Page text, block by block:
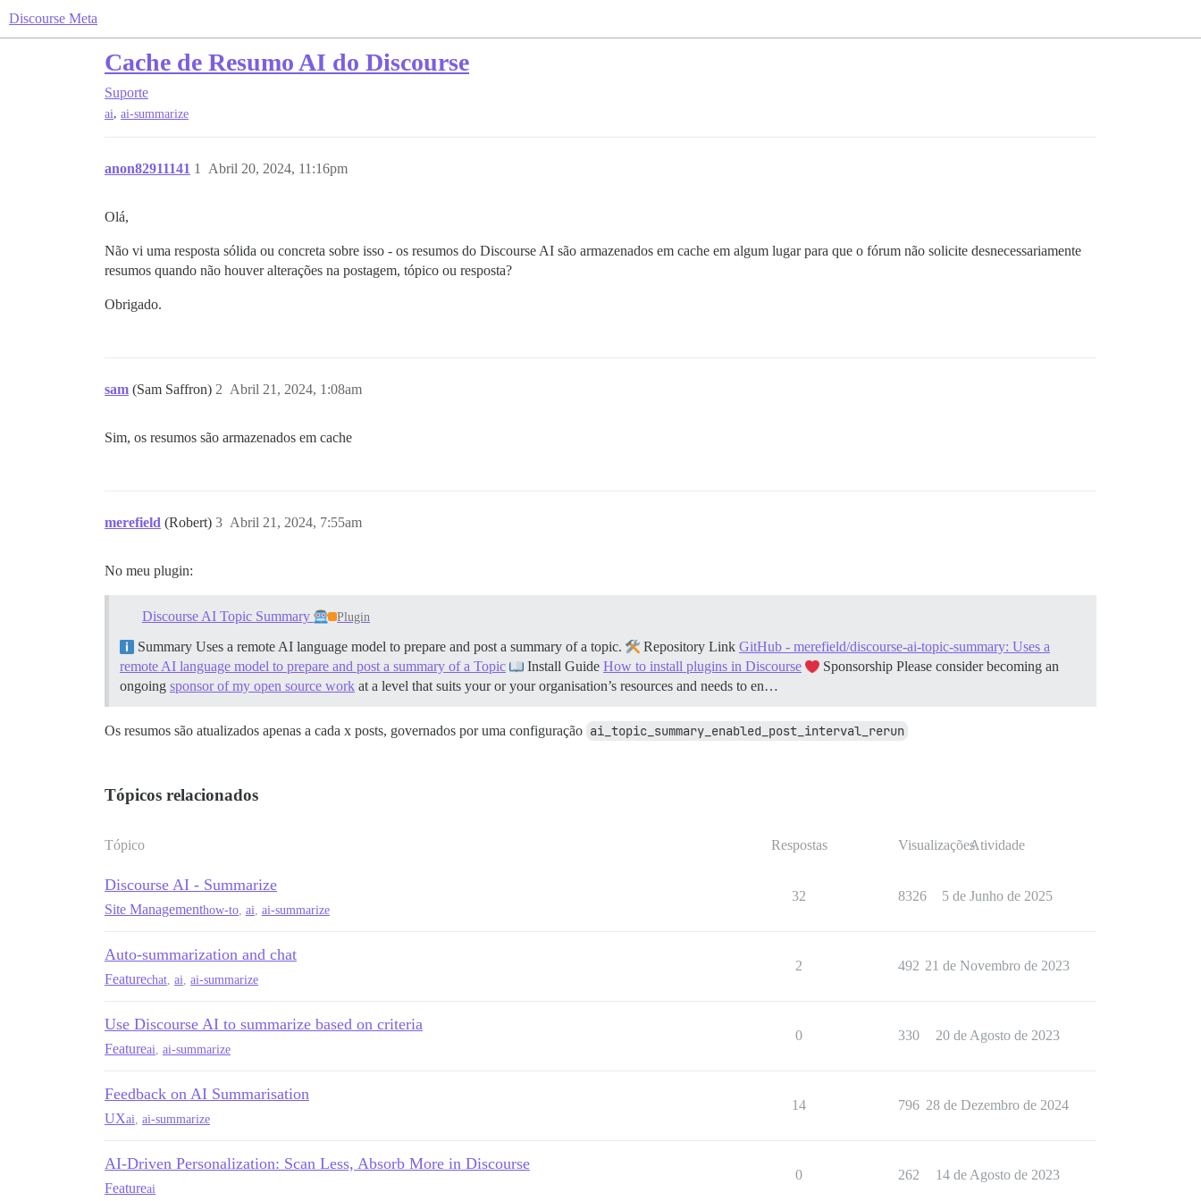
Discourse Meta
Cache de Resumo AI do Discourse
Suporte
ai, ai-summarize
anon82911141 Abril 20, 2024, 11:16pm
1
Olá,
Não vi uma resposta sólida ou concreta sobre isso - os resumos do Discourse AI são armazenados em cache em algum lugar para que o fórum não solicite desnecessariamente
resumos quando não houver alterações na postagem, tópico ou resposta?
Obrigado.
sam (Sam Saffron) Abril 21, 2024, 1:08am
2
Sim, os resumos são armazenados em cache
merefield (Robert) Abril 21, 2024, 7:55am
3
No meu plugin:
Discourse AI Topic Summary Plugin
Summary Uses a remote AI language model to prepare and post a summary of a topic. Repository Link GitHub - merefield/discourse-ai-topic-summary: Uses a
remote AI language model to prepare and post a summary of a Topic
Install Guide How to install plugins in Discourse
Sponsorship Please consider becoming an
ongoing sponsor of my open source work at a level that suits your or your organisation’s resources and needs to en…
Os resumos são atualizados apenas a cada x posts, governados por uma configuração ai_topic_summary_enabled_post_interval_rerun
Tópicos relacionados
Tópico Respostas VisualizaçõesAtividade
Discourse AI - Summarize
Site Managementhow-to ai ai-summarize
32 8326 5 de Junho de 2025
Auto-summarization and chat
Featurechat ai ai-summarize
2 492 21 de Novembro de 2023
Use Discourse AI to summarize based on criteria
Featureai ai-summarize
0 330 20 de Agosto de 2023
Feedback on AI Summarisation
UXai ai-summarize
14 796 28 de Dezembro de 2024
AI-Driven Personalization: Scan Less, Absorb More in Discourse
Featureai
0 262 14 de Agosto de 2023